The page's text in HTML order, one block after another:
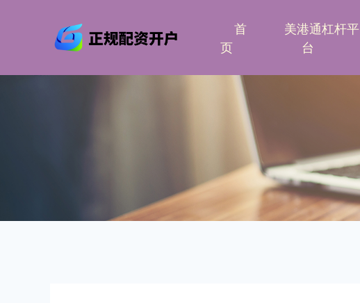
首
页
美港通杠杆平
台